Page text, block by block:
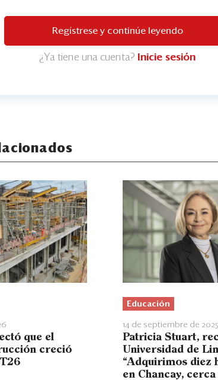
Regístrese y continúe leyendo
¿Ya tiene una cuenta? Inicie sesión
que el
creció
Educación
14 de septiembre de 2025
Patricia Stuart,
Universidad de
“Adquirimos diez
en Chancay,